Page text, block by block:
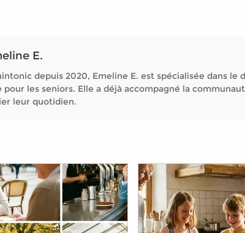
E.
depuis 2020, Emeline E. est spécialisée dans le
les seniors. Elle a déjà accompagné la
leur quotidien.